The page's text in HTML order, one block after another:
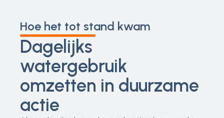
Hoe het tot stand kwam
Dagelijks
watergebruik
omzetten in duurzame
actie